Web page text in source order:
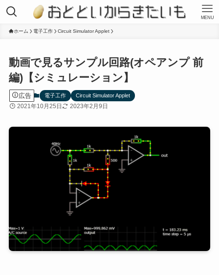
MENU
ホーム 電子工作 Circuit Simulator Applet
動画で見るサンプル回路(オペアンプ 前
編)【シミュレーション】
広告 電子工作 Circuit Simulator Applet
2021年10月25日 2023年2月9日